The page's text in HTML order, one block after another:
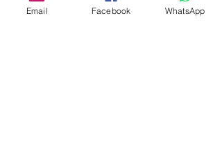
Key words:
Email Facebook WhatsApp